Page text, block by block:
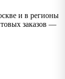
и в регионы
заказов —